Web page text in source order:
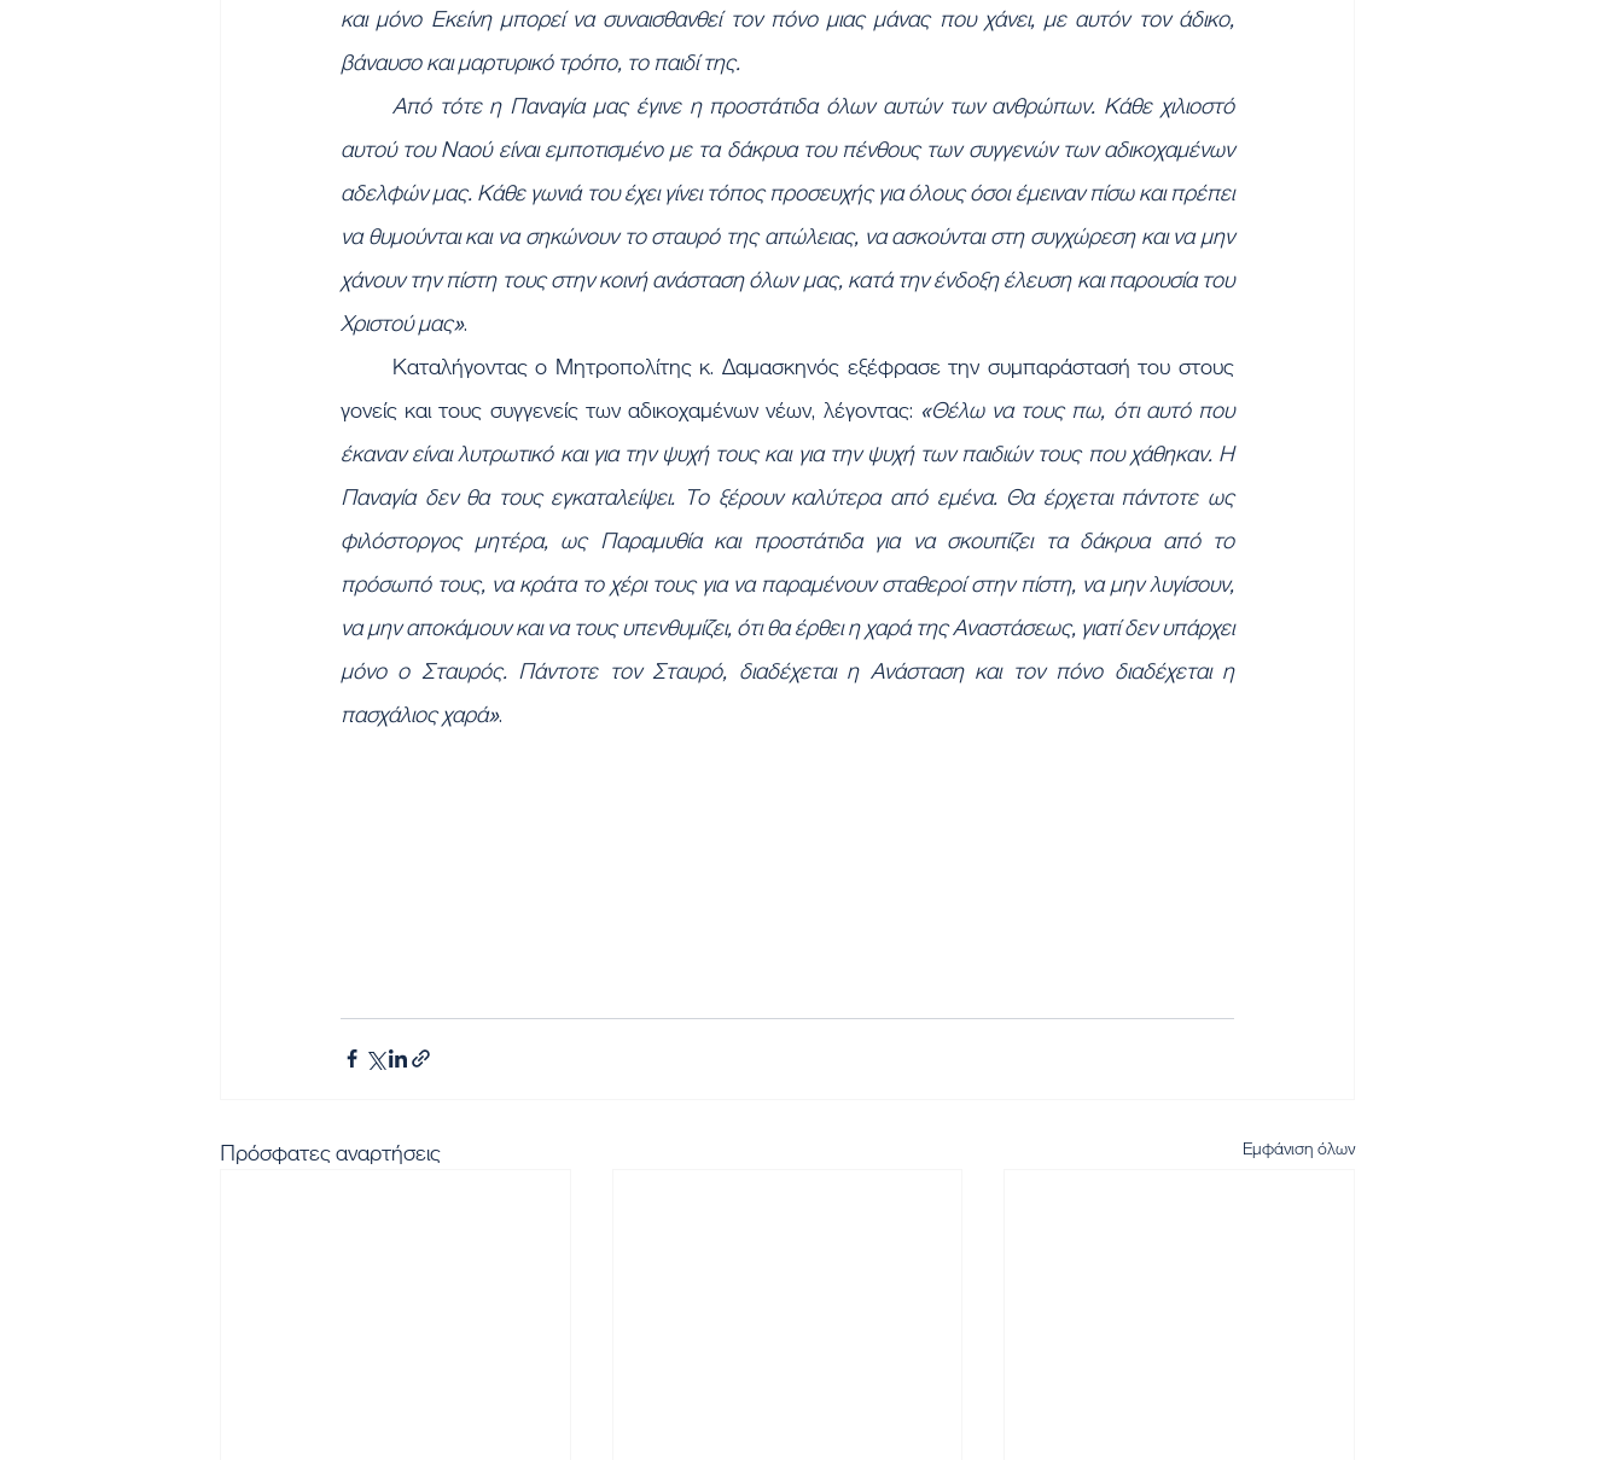
και μόνο Εκείνη μπορεί να συναισθανθεί τον πόνο μιας μάνας που χάνει, με αυτόν τον άδικο,
βάναυσο και μαρτυρικό τρόπο, το παιδί της.
Από τότε η Παναγία μας έγινε η προστάτιδα όλων αυτών των ανθρώπων. Κάθε χιλιοστό
αυτού του Ναού είναι εμποτισμένο με τα δάκρυα του πένθους των συγγενών των αδικοχαμένων
αδελφών μας. Κάθε γωνιά του έχει γίνει τόπος προσευχής για όλους όσοι έμειναν πίσω και πρέπει
να θυμούνται και να σηκώνουν το σταυρό της απώλειας, να ασκούνται στη συγχώρεση και να μην
χάνουν την πίστη τους στην κοινή ανάσταση όλων μας, κατά την ένδοξη έλευση και παρουσία του
Χριστού μας».
γονείς και τους συγγενείς των αδικοχαμένων νέων, λέγοντας: «Θέλω να τους πω, ότι αυτό που
έκαναν είναι λυτρωτικό και για την ψυχή τους και για την ψυχή των παιδιών τους που χάθηκαν. Η
Παναγία δεν θα τους εγκαταλείψει. Το ξέρουν καλύτερα από εμένα. Θα έρχεται πάντοτε ως
φιλόστοργος μητέρα, ως Παραμυθία και προστάτιδα για να σκουπίζει τα δάκρυα από το
πρόσωπό τους, να κράτα το χέρι τους για να παραμένουν σταθεροί στην πίστη, να μην λυγίσουν,
να μην αποκάμουν και να τους υπενθυμίζει, ότι θα έρθει η χαρά της Αναστάσεως, γιατί δεν υπάρχει
μόνο ο Σταυρός. Πάντοτε τον Σταυρό, διαδέχεται η Ανάσταση και τον πόνο διαδέχεται η
πασχάλιος χαρά».
Πρόσφατες αναρτήσεις Εμφάνιση όλων